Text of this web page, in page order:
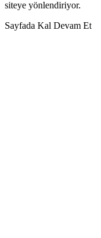
siteye yönlendiriyor.
Sayfada Kal Devam Et